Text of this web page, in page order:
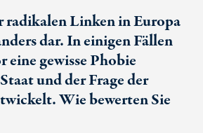
Linken in Europa
dar. In einigen Fällen
eine gewisse Phobie
und der Frage der
Wie bewerten Sie